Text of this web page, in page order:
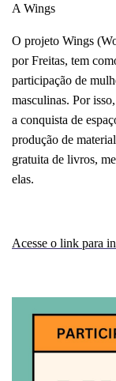
A Wings
O projeto Wings
por Freitas, tem
participação de
masculinas. Por
a conquista de
produção de
gratuita de livros,
elas.
Acesse o link para